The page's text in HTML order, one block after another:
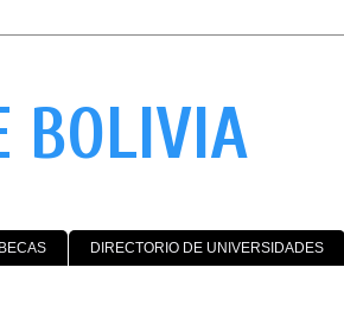
BOLIVIA
BECAS DIRECTORIO DE UNIVERSIDADES